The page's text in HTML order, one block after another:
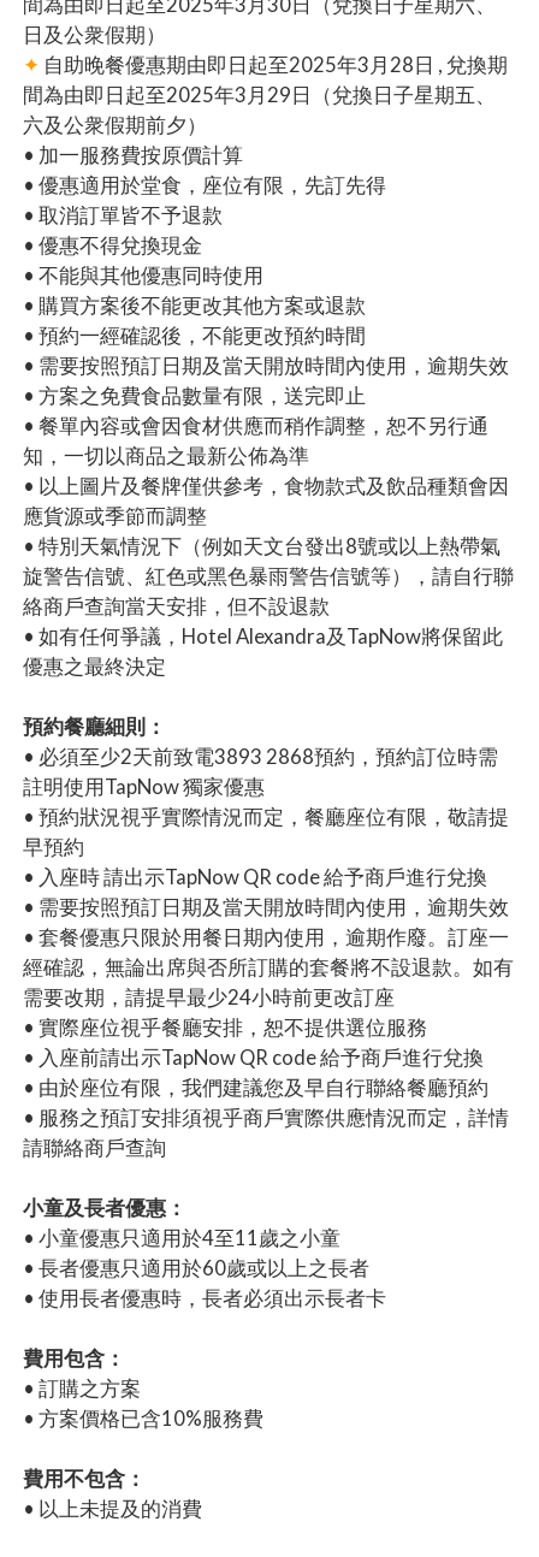
日及公衆假期）
✦ 自助晚餐優惠期由即日起至2025年3月28日 , 兌換期
間為由即日起至2025年3月29日（兌換日子星期五、
六及公衆假期前夕）
• 加一服務費按原價計算
• 優惠適用於堂食，座位有限，先訂先得
• 取消訂單皆不予退款
• 優惠不得兌換現金
• 不能與其他優惠同時使用
• 購買方案後不能更改其他方案或退款
• 預約一經確認後，不能更改預約時間
• 需要按照預訂日期及當天開放時間內使用，逾期失效
• 方案之免費食品數量有限，送完即止
• 餐單內容或會因食材供應而稍作調整，恕不另行通
知，一切以商品之最新公佈為準
• 以上圖片及餐牌僅供參考，食物款式及飲品種類會因
應貨源或季節而調整
• 特別天氣情況下（例如天文台發出8號或以上熱帶氣
旋警告信號、紅色或黑色暴雨警告信號等），請自行聯
絡商戶查詢當天安排，但不設退款
• 如有任何爭議，Hotel Alexandra及TapNow將保留此
優惠之最終決定
預約餐廳細則：
• 必須至少2天前致電3893 2868預約，預約訂位時需
註明使用TapNow 獨家優惠
• 預約狀況視乎實際情況而定，餐廳座位有限，敬請提
早預約
• 入座時 請出示TapNow QR code 給予商戶進行兌換
• 需要按照預訂日期及當天開放時間內使用，逾期失效
• 套餐優惠只限於用餐日期內使用，逾期作廢。訂座一
經確認，無論出席與否所訂購的套餐將不設退款。如有
需要改期，請提早最少24小時前更改訂座
• 實際座位視乎餐廳安排，恕不提供選位服務
• 入座前請出示TapNow QR code 給予商戶進行兌換
• 由於座位有限，我們建議您及早自行聯絡餐廳預約
• 服務之預訂安排須視乎商戶實際供應情況而定，詳情
請聯絡商戶查詢
小童及長者優惠：
• 小童優惠只適用於4至11歲之小童
• 長者優惠只適用於60歲或以上之長者
• 使用長者優惠時，長者必須出示長者卡
費用包含：
• 訂購之方案
• 方案價格已含10%服務費
費用不包含：
• 以上未提及的消費